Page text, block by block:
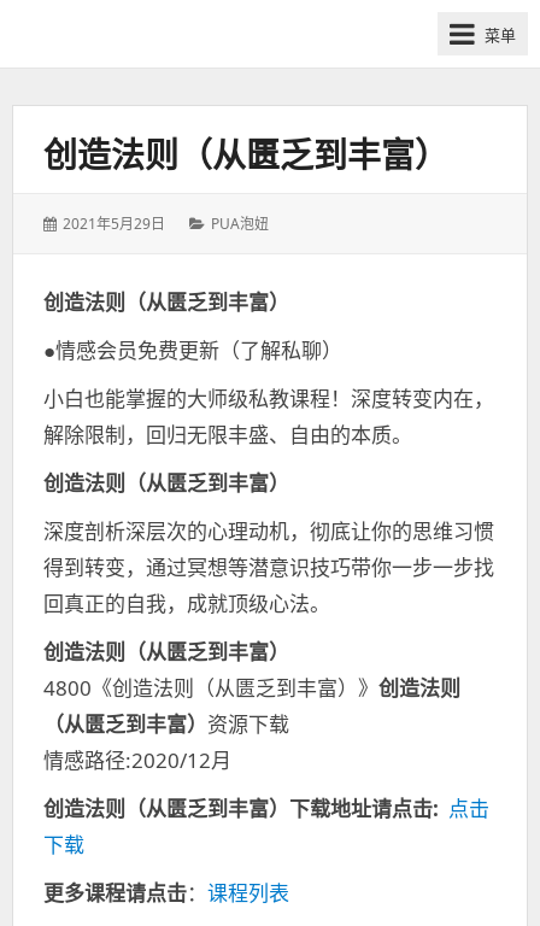
筹
菜单
创造法则（从匮乏到丰富）
发
2021年5月29日
分
PUA泡妞
创造法则（从匮乏到丰富）
●情感会员免费更新（了解私聊）
小白也能掌握的大师级私教课程！深度转变内在，
解除限制，回归无限丰盛、自由的本质。
创造法则（从匮乏到丰富）
深度剖析深层次的心理动机，彻底让你的思维习惯
得到转变，通过冥想等潜意识技巧带你一步一步找
回真正的自我，成就顶级心法。
创造法则（从匮乏到丰富）
4800《创造法则（从匮乏到丰富）》 创造法则
（从匮乏到丰富） 资源下载
情感路径:2020/12月
创造法则（从匮乏到丰富） 下载地址请点击: 点击
下载
更多课程请点击： 课程列表